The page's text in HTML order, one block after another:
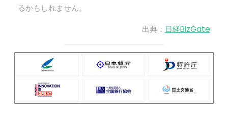
るかもしれません。
出典： 日経BizGate